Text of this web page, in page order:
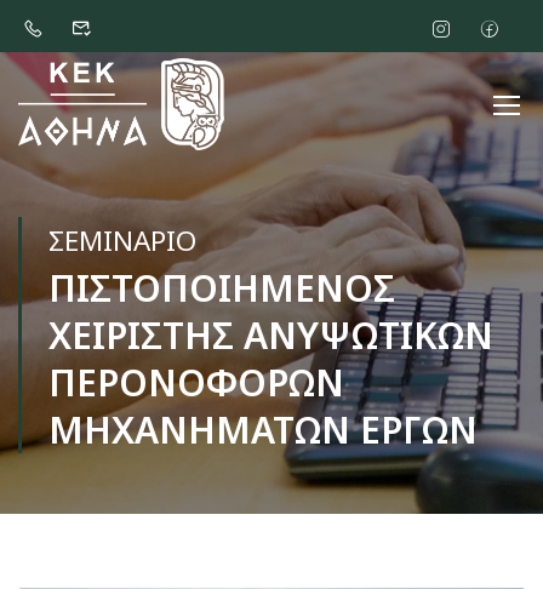
ΣΕΜΙΝΑΡΙΟ
ΠΙΣΤΟΠΟΙΗΜΕΝΟΣ
ΧΕΙΡΙΣΤΗΣ ΑΝΥΨΩΤΙΚΩΝ
ΠΕΡΟΝΟΦΟΡΩΝ
ΜΗΧΑΝΗΜΑΤΩΝ ΕΡΓΩΝ